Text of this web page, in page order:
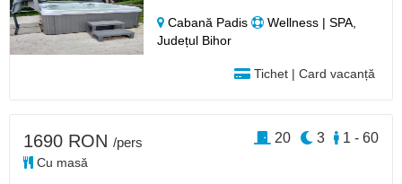
Cabană Padis
Wellness | SPA,
Județul Bihor
Tichet | Card vacanță
1690 RON /pers
Cu masă
1 - 60
3
20